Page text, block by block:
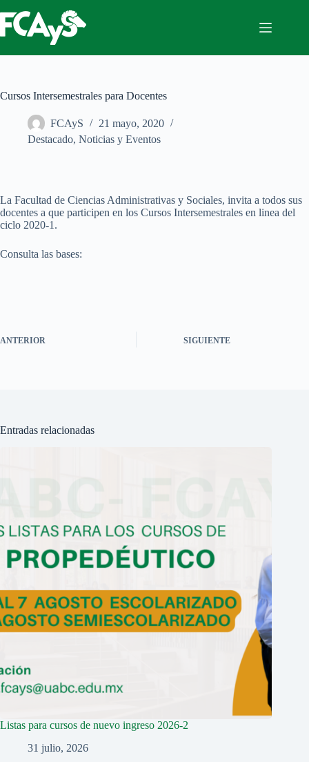
al
contenido
Cursos Intersemestrales para Docentes
FCAyS
21 mayo, 2020
Destacado, Noticias y Eventos
La Facultad de Ciencias Administrativas y Sociales, invita a todos sus
docentes a que participen en los Cursos Intersemestrales en linea del
ciclo 2020-1.
Consulta las bases:
ANTERIOR SIGUIENTE
Entradas relacionadas
Listas para cursos de nuevo ingreso 2026-2
31 julio, 2026